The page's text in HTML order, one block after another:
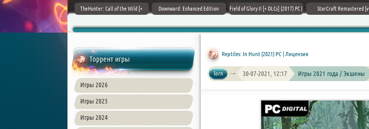
World [v 1.11.4 + DLCs] (2017)
PC | Лицензия
TheHunter: Call of the Wild [+
Downward: Enhanced Edition
Field of Glory II [+ DLCs] (2017) PC |
StarCraft Remastered [v
Торрент игры
Игры 2026
Игры 2025
Игры 2024
Reptiles: In Hunt (2021) PC | Лицензия
lorn 30-07-2021, 12:17 Игры 2021 года / Экшены